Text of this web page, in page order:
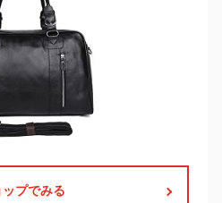
ップでみる